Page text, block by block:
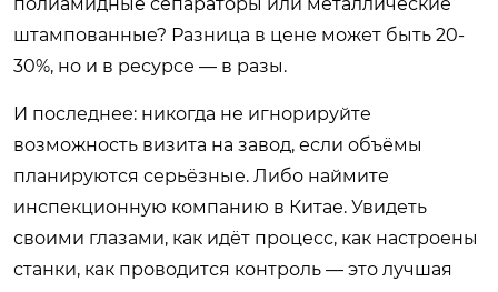
штампованные? Разница в цене может быть 20-
30%, но и в ресурсе — в разы.
И последнее: никогда не игнорируйте
возможность визита на завод, если объёмы
планируются серьёзные. Либо наймите
инспекционную компанию в Китае. Увидеть
своими глазами, как идёт процесс, как настроены
станки, как проводится контроль — это лучшая